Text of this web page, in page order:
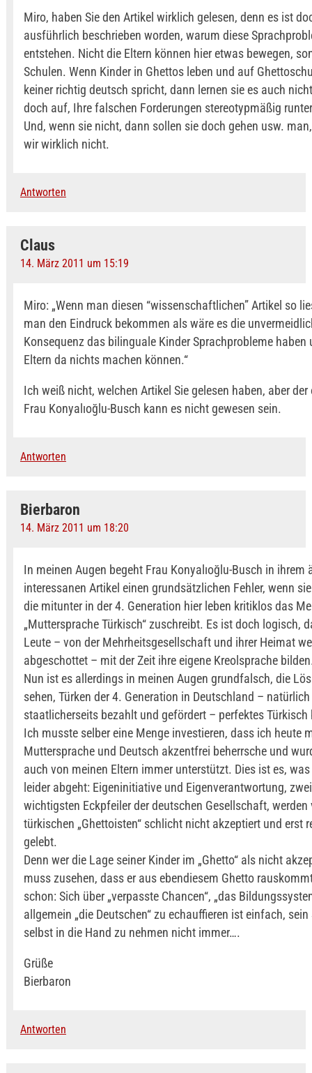
Miro, haben Sie den Artikel wirklich gelesen, denn es ist
ausführlich beschrieben worden, warum diese
entstehen. Nicht die Eltern können hier etwas bewegen,
Schulen. Wenn Kinder in Ghettos leben und auf
keiner richtig deutsch spricht, dann lernen sie es auch
doch auf, Ihre falschen Forderungen stereotypmäßig
Und, wenn sie nicht, dann sollen sie doch gehen usw.
wir wirklich nicht.
Antworten
Claus
14. März 2011 um 15:19
Miro: „Wenn man diesen “wissenschaftlichen” Artikel so
man den Eindruck bekommen als wäre es die
Konsequenz das bilinguale Kinder Sprachprobleme haben
Eltern da nichts machen können.“
Ich weiß nicht, welchen Artikel Sie gelesen haben, aber
Frau Konyalıoğlu-Busch kann es nicht gewesen sein.
Antworten
Bierbaron
14. März 2011 um 18:20
In meinen Augen begeht Frau Konyalıoğlu-Busch in ihrem
interessanen Artikel einen grundsätzlichen Fehler, wenn
die mitunter in der 4. Generation hier leben kritiklos das
„Muttersprache Türkisch“ zuschreibt. Es ist doch logisch,
Leute – von der Mehrheitsgesellschaft und ihrer Heimat
abgeschottet – mit der Zeit ihre eigene Kreolsprache
Nun ist es allerdings in meinen Augen grundfalsch, die
sehen, Türken der 4. Generation in Deutschland – natürlich
staatlicherseits bezahlt und gefördert – perfektes Türkisch
Ich musste selber eine Menge investieren, dass ich heute
Muttersprache und Deutsch akzentfrei beherrsche und
auch von meinen Eltern immer unterstützt. Dies ist es,
leider abgeht: Eigeninitiative und Eigenverantwortung,
wichtigsten Eckpfeiler der deutschen Gesellschaft, werden
türkischen „Ghettoisten“ schlicht nicht akzeptiert und erst
gelebt.
Denn wer die Lage seiner Kinder im „Ghetto“ als nicht
muss zusehen, dass er aus ebendiesem Ghetto
schon: Sich über „verpasste Chancen“, „das
allgemein „die Deutschen“ zu echauffieren ist einfach,
selbst in die Hand zu nehmen nicht immer….
Grüße
Bierbaron
Antworten